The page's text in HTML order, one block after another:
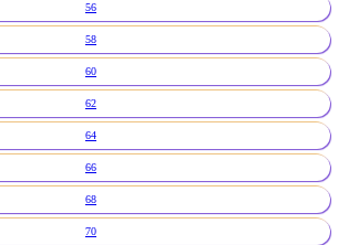
56
58
60
62
64
66
68
70